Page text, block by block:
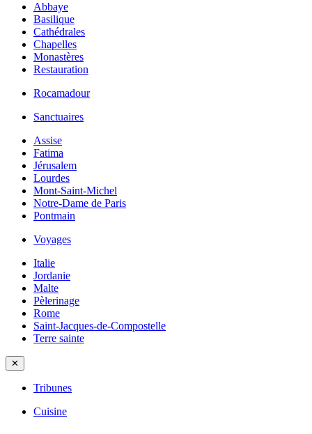
Abbaye
Basilique
Cathédrales
Chapelles
Monastères
Restauration
Rocamadour
Sanctuaires
Assise
Fatima
Jérusalem
Lourdes
Mont-Saint-Michel
Notre-Dame de Paris
Pontmain
Voyages
Italie
Jordanie
Malte
Pèlerinage
Rome
Saint-Jacques-de-Compostelle
Terre sainte
✕
Tribunes
Cuisine